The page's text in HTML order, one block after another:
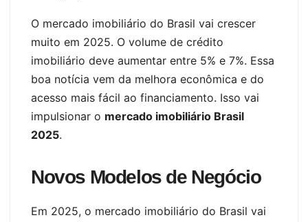
O mercado imobiliário do Brasil vai crescer
muito em 2025. O volume de crédito
imobiliário deve aumentar entre 5% e 7%. Essa
boa notícia vem da melhora econômica e do
acesso mais fácil ao financiamento. Isso vai
impulsionar o mercado imobiliário Brasil
2025.
Novos Modelos de Negócio
Em 2025, o mercado imobiliário do Brasil vai